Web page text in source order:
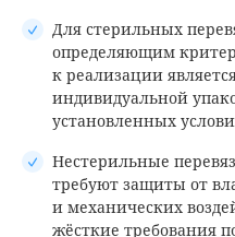
Для стерильных
определяющим
к реализации
индивидуальной
установленных
Нестерильные
требуют защиты от
и механических
жёсткие требования